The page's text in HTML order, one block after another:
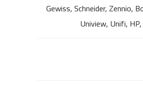
Gewiss, Schneider, Zennio,
Uniview, Unifi,